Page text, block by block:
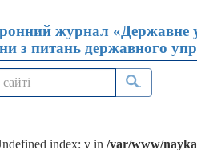
журнал «Державне
з питань державного
.
index: v in /var/www/